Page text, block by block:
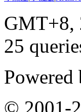
GMT+8,
25
Powered
© 2001-